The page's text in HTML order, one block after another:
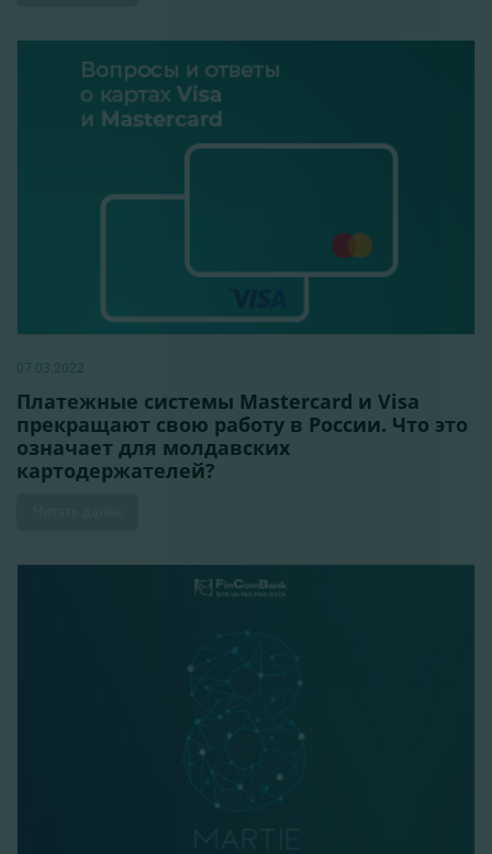
07.03.2022
Платежные системы Masterсard и Visa
прекращают свою работу в России. Что это
означает для молдавских
картодержателей?